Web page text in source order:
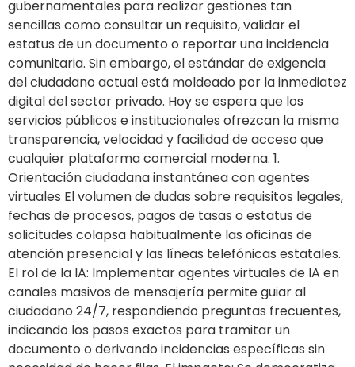
gubernamentales para realizar gestiones tan
sencillas como consultar un requisito, validar el
estatus de un documento o reportar una incidencia
comunitaria. Sin embargo, el estándar de exigencia
del ciudadano actual está moldeado por la inmediatez
digital del sector privado. Hoy se espera que los
servicios públicos e institucionales ofrezcan la misma
transparencia, velocidad y facilidad de acceso que
cualquier plataforma comercial moderna. 1.
Orientación ciudadana instantánea con agentes
virtuales El volumen de dudas sobre requisitos legales,
fechas de procesos, pagos de tasas o estatus de
solicitudes colapsa habitualmente las oficinas de
atención presencial y las líneas telefónicas estatales.
El rol de la IA: Implementar agentes virtuales de IA en
canales masivos de mensajería permite guiar al
ciudadano 24/7, respondiendo preguntas frecuentes,
indicando los pasos exactos para tramitar un
documento o derivando incidencias específicas sin